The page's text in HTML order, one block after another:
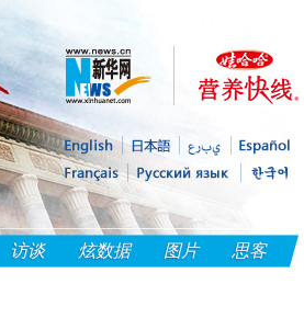
访谈 炫数据 图片 思客